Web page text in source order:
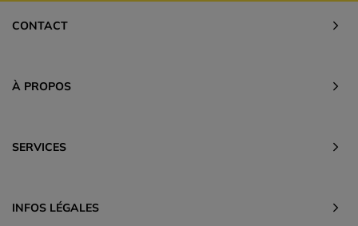
CONTACT
À PROPOS
SERVICES
INFOS LÉGALES